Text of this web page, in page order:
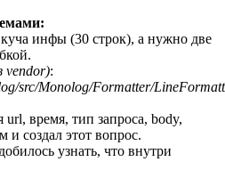
инфы (30 строк), а нужно две
vendor):
src/Monolog/Formatter/
время, тип запроса, body,
и создал этот вопрос.
узнать, что внутри